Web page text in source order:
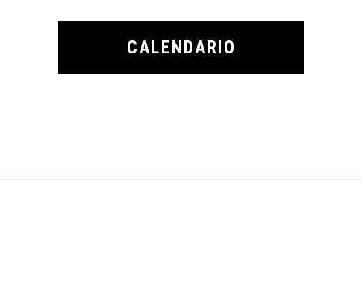
CALENDARIO